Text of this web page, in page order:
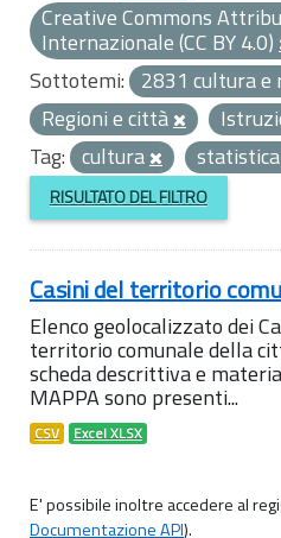
Creative Commons
Internazionale (CC BY 4.0)
Sottotemi: 2831 cultura e
Regioni e città
Tag: cultura statistica
RISULTATO DEL FILTRO
Casini del territorio
Elenco geolocalizzato dei
territorio comunale della
scheda descrittiva e
MAPPA sono presenti...
CSV Excel XLSX
E' possibile inoltre accedere al
Documentazione API).